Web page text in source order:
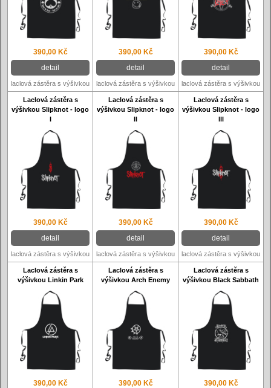
390,00 Kč
detail
390,00 Kč
detail
390,00 Kč
detail
laclová zástěra s výšivkou laclová zástěra s výšivkou laclová zástěra s výšivkou
Laclová zástěra s
výšivkou Slipknot - logo
I
Laclová zástěra s
výšivkou Slipknot - logo
II
Laclová zástěra s
výšivkou Slipknot - logo
III
390,00 Kč
detail
390,00 Kč
detail
390,00 Kč
detail
laclová zástěra s výšivkou laclová zástěra s výšivkou laclová zástěra s výšivkou
Laclová zástěra s
výšivkou Linkin Park
Laclová zástěra s
výšivkou Arch Enemy
Laclová zástěra s
výšivkou Black Sabbath
390,00 Kč
390,00 Kč
390,00 Kč